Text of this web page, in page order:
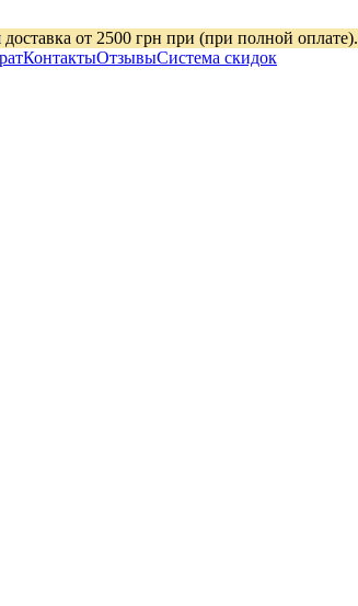
от 2500 грн при (при полной оплате).
КонтактыОтзывыСистема скидок